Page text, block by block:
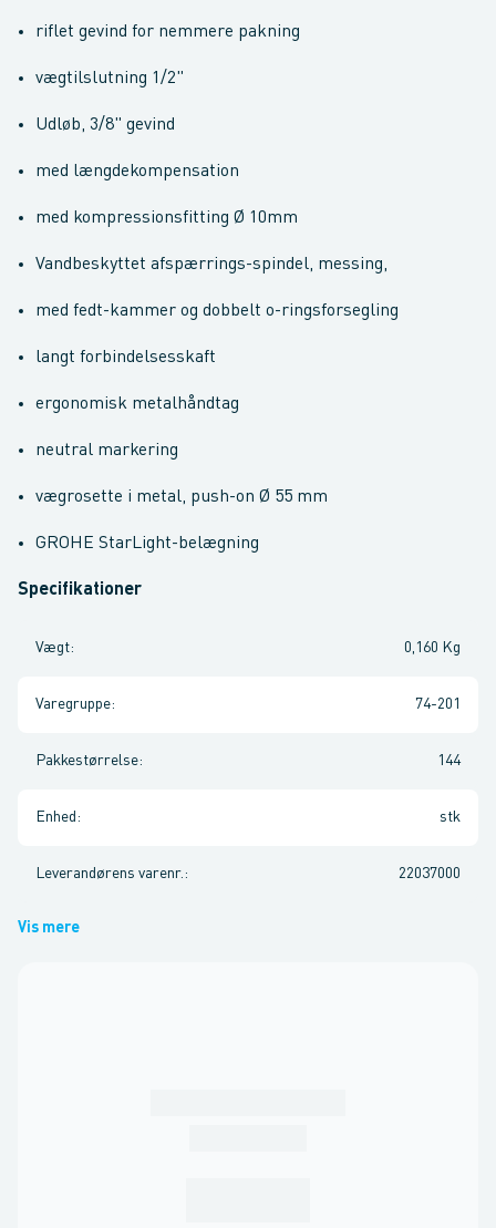
riflet gevind for nemmere pakning
vægtilslutning 1/2"
Udløb, 3/8" gevind
med længdekompensation
med kompressionsfitting Ø 10mm
Vandbeskyttet afspærrings-spindel, messing,
med fedt-kammer og dobbelt o-ringsforsegling
langt forbindelsesskaft
ergonomisk metalhåndtag
neutral markering
vægrosette i metal, push-on Ø 55 mm
GROHE StarLight-belægning
Specifikationer
Vægt: 0,160 Kg
Varegruppe: 74-201
Pakkestørrelse: 144
Enhed : stk
Leverandørens varenr. : 22037000
Vis mere